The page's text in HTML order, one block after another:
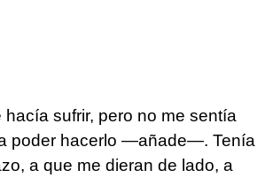
hacía sufrir, pero no me sentía
poder hacerlo —añade—. Tenía
a que me dieran de lado, a